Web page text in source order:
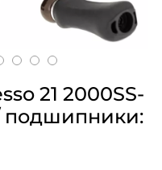
21 2000SS-
/ подшипники: